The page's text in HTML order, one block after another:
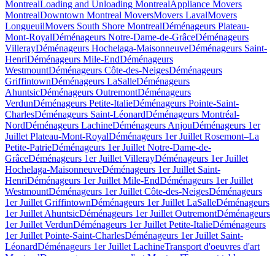
MontrealLoading and Unloading MontrealAppliance Movers
MontrealDowntown Montreal MoversMovers LavalMovers
LongueuilMovers South Shore MontrealDéménageurs Plateau-
Mont-RoyalDéménageurs Notre-Dame-de-GrâceDéménageurs
VillerayDéménageurs Hochelaga-MaisonneuveDéménageurs Saint-
HenriDéménageurs Mile-EndDéménageurs
WestmountDéménageurs Côte-des-NeigesDéménageurs
GriffintownDéménageurs LaSalleDéménageurs
AhuntsicDéménageurs OutremontDéménageurs
VerdunDéménageurs Petite-ItalieDéménageurs Pointe-Saint-
CharlesDéménageurs Saint-LéonardDéménageurs Montréal-
NordDéménageurs LachineDéménageurs AnjouDéménageurs 1er
Juillet Plateau-Mont-RoyalDéménageurs 1er Juillet Rosemont–La
Petite-PatrieDéménageurs 1er Juillet Notre-Dame-de-
GrâceDéménageurs 1er Juillet VillerayDéménageurs 1er Juillet
Hochelaga-MaisonneuveDéménageurs 1er Juillet Saint-
HenriDéménageurs 1er Juillet Mile-EndDéménageurs 1er Juillet
WestmountDéménageurs 1er Juillet Côte-des-NeigesDéménageurs
1er Juillet GriffintownDéménageurs 1er Juillet LaSalleDéménageurs
1er Juillet AhuntsicDéménageurs 1er Juillet OutremontDéménageurs
1er Juillet VerdunDéménageurs 1er Juillet Petite-ItalieDéménageurs
1er Juillet Pointe-Saint-CharlesDéménageurs 1er Juillet Saint-
LéonardDéménageurs 1er Juillet LachineTransport d'oeuvres d'art